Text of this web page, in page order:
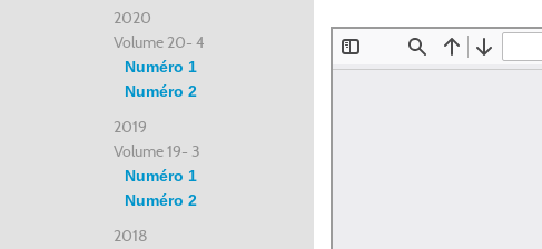
2020
Volume 20- 4
Numéro 1
Numéro 2
2019
Volume 19- 3
Numéro 1
Numéro 2
2018